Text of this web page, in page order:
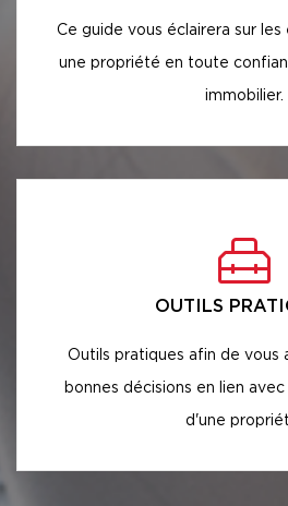
Ce guide vous éclairera sur
une propriété en toute
immobilier.
OUTILS
Outils pratiques afin de vous
bonnes décisions en lien
d'une